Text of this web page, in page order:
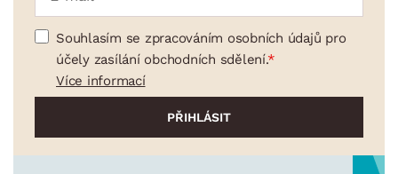
Souhlasím se zpracováním osobních údajů pro
účely zasílání obchodních sdělení.
Více informací